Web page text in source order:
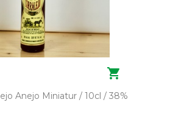

Anejo Miniatur / 10cl / 38%